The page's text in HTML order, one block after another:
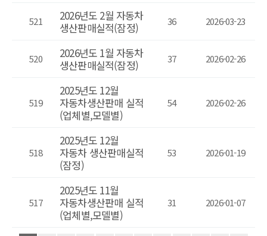
521
2026년도 2월 자동차
생산판매실적(잠정)
36 2026-03-23
520
2026년도 1월 자동차
생산판매실적(잠정)
37 2026-02-26
519
2025년도 12월
자동차생산판매 실적
(업체별,모델별)
54 2026-02-26
518
2025년도 12월
자동차 생산판매실적
(잠정)
53 2026-01-19
517
2025년도 11월
자동차생산판매 실적
(업체별,모델별)
31 2026-01-07